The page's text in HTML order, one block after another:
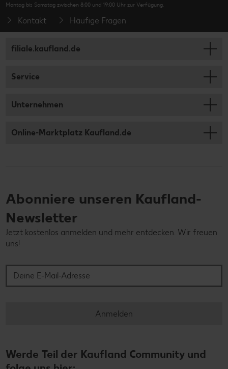
Montag bis Samstag zwischen 8:00 und 19:00 Uhr zur Verfügung.
Kontakt Häufige Fragen
filiale.kaufland.de
Service
Unternehmen
Online-Marktplatz Kaufland.de
Abonniere unseren Kaufland-
Newsletter
Jetzt kostenlos anmelden und mehr entdecken. Wir freuen
uns!
Anmelden
Werde Teil der Kaufland Community und